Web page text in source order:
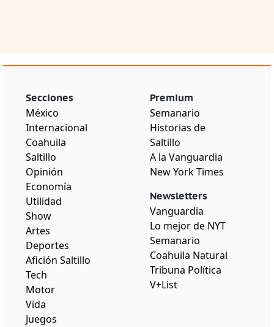
Secciones
México
Internacional
Coahuila
Saltillo
Opinión
Economía
Utilidad
Show
Artes
Deportes
Afición Saltillo
Tech
Motor
Vida
Juegos
Premium
Semanario
Historias de
Saltillo
A la Vanguardia
New York Times
Newsletters
Vanguardia
Lo mejor de NYT
Semanario
Coahuila Natural
Tribuna Política
V+List